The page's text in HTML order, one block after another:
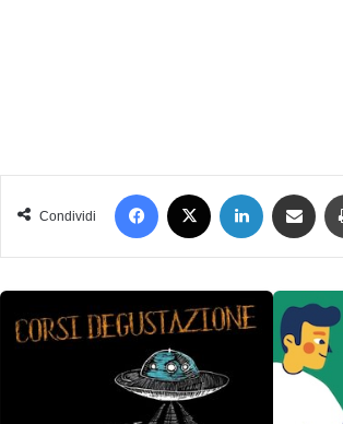
Condividi
Facebook LinkedIn Condividi via mail